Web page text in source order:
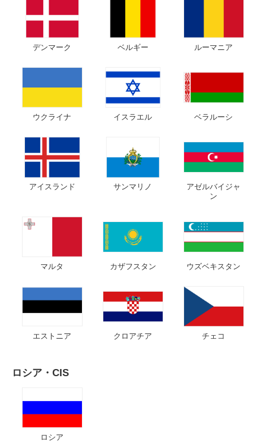
デンマーク ベルギー ルーマニア
ウクライナ イスラエル ベラルーシ
アイスランド サンマリノ
アゼルバイジャ
ン
マルタ カザフスタン ウズベキスタン
エストニア クロアチア チェコ
ロシア・CIS
ロシア